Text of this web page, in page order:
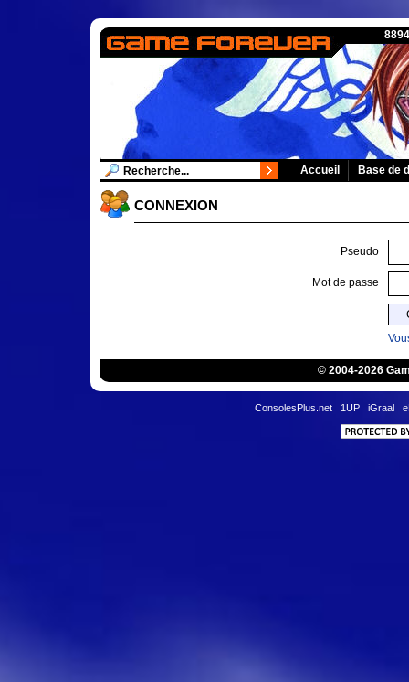
Accueil Base de
CONNEXION
Pseudo
Mot de passe
© 2004-2026
ConsolesPlus.net 1UP iGraal